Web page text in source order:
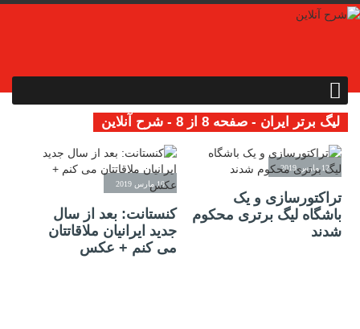
لیگ برتر ایران - صفحه 8 از 8 - شرح آنلاین
12 مارس 2019
تراکتورسازی و یک
باشگاه لیگ برتری محکوم
شدند
10 مارس 2019
کنستانت: بعد از سال
جدید ایرانیان ملاقاتتان
می کنم + عکس